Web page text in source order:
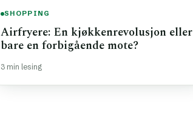
SHOPPING
Airfryere: En kjøkkenrevolusjon eller
bare en forbigående mote?
3 min lesing